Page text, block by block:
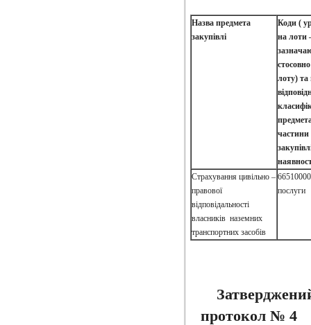
Назва предмета
закупівлі
Коди (
на лоти
лоту)
частини
Страхування цивільно –
правової
відповідальності
власників наземних
транспортних засобів
послуги